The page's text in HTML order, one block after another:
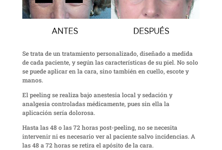
Se trata de un tratamiento personalizado, diseñado a medida
de cada paciente, y según las características de su piel. No solo
se puede aplicar en la cara, sino también en cuello, escote y
manos.
El peeling se realiza bajo anestesia local y sedación y
analgesia controladas médicamente, pues sin ella la
aplicación sería dolorosa.
Hasta las 48 o las 72 horas post-peeling, no se necesita
intervenir ni es necesario ver al paciente salvo incidencias. A
las 48 a 72 horas se retira el apósito de la cara.